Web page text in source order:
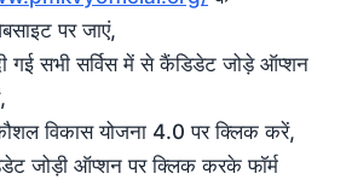
पर जाएं,
गई सभी सर्विस में से कैंडिडेट जोड़े ऑप्शन
विकास योजना 4.0 पर क्लिक करें,
जोड़ी ऑप्शन पर क्लिक करके फॉर्म